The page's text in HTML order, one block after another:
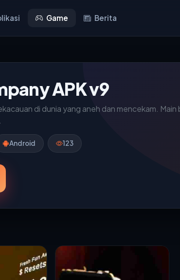
Game Berita
APK v9
di dunia yang aneh dan mencekam.
Android 123